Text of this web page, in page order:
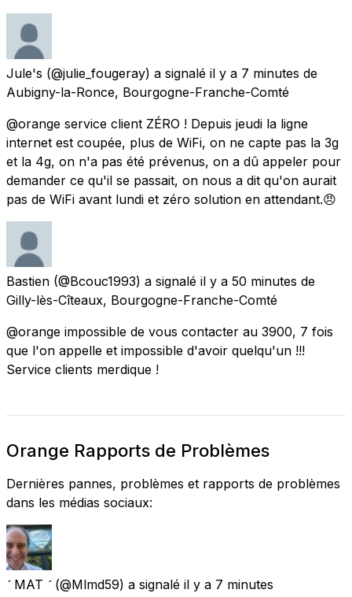
Jule's (@julie_fougeray) a signalé il y a 7 minutes de
Aubigny-la-Ronce, Bourgogne-Franche-Comté
@orange service client ZÉRO ! Depuis jeudi la ligne
internet est coupée, plus de WiFi, on ne capte pas la 3g
et la 4g, on n'a pas été prévenus, on a dû appeler pour
demander ce qu'il se passait, on nous a dit qu'on aurait
pas de WiFi avant lundi et zéro solution en attendant.😠
Bastien (@Bcouc1993) a signalé il y a 50 minutes de
Gilly-lès-Cîteaux, Bourgogne-Franche-Comté
@orange impossible de vous contacter au 3900, 7 fois
que l'on appelle et impossible d'avoir quelqu'un !!!
Service clients merdique !
Orange Rapports de Problèmes
Dernières pannes, problèmes et rapports de problèmes
dans les médias sociaux:
 MAT  (@Mlmd59) a signalé il y a 7 minutes